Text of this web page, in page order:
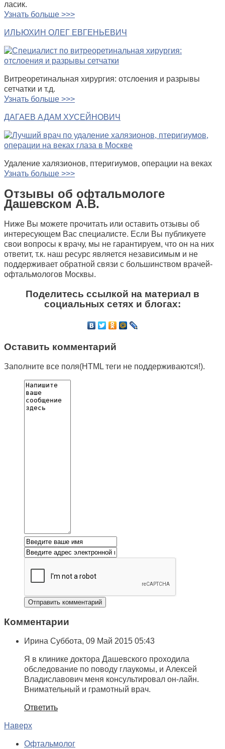
ласик.
Узнать больше >>>
ИЛЬЮХИН ОЛЕГ ЕВГЕНЬЕВИЧ
Витреоретинальная хирургия: отслоения и разрывы
сетчатки и т.д.
Узнать больше >>>
ДАГАЕВ АДАМ ХУСЕЙНОВИЧ
Удаление халязионов, птеригиумов, операции на веках
Узнать больше >>>
Отзывы об офтальмологе
Дашевском А.В.
Ниже Вы можете прочитать или оставить отзывы об
интересующем Вас специалисте. Если Вы публикуете
свои вопросы к врачу, мы не гарантируем, что он на них
ответит, т.к. наш ресурс является независимым и не
поддерживает обратной связи с большинством врачей-
офтальмологов Москвы.
Поделитесь ссылкой на материал в
социальных сетях и блогах:
Оставить комментарий
Заполните все поля(HTML теги не поддерживаются!).
Комментарии
Ирина Суббота, 09 Май 2015 05:43
Я в клинике доктора Дашевского проходила
обследование по поводу глаукомы, и Алексей
Владиславович меня консультировал он-лайн.
Внимательный и грамотный врач.
Ответить
Наверх
Офтальмолог